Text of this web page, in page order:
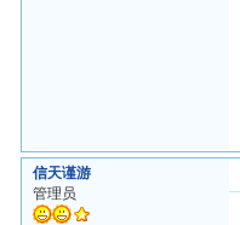
信天谨游
管理员